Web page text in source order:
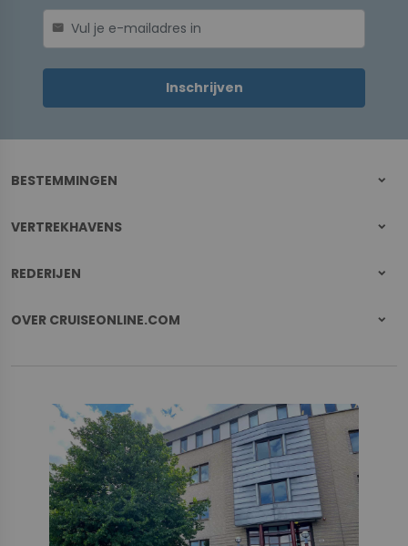
mail
Inschrijven
BESTEMMINGEN
VERTREKHAVENS
REDERIJEN
OVER CRUISEONLINE.COM